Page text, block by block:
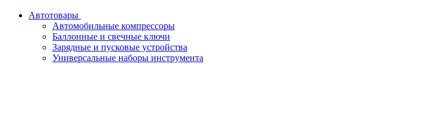
Автотовары
Автомобильные компрессоры
Баллонные и свечные ключи
Зарядные и пусковые устройства
Универсальные наборы инструмента